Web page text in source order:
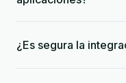
¿Es segura la